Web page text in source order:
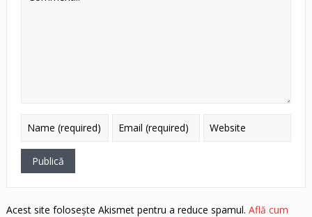
Acest site folosește Akismet pentru a reduce spamul. Află cum